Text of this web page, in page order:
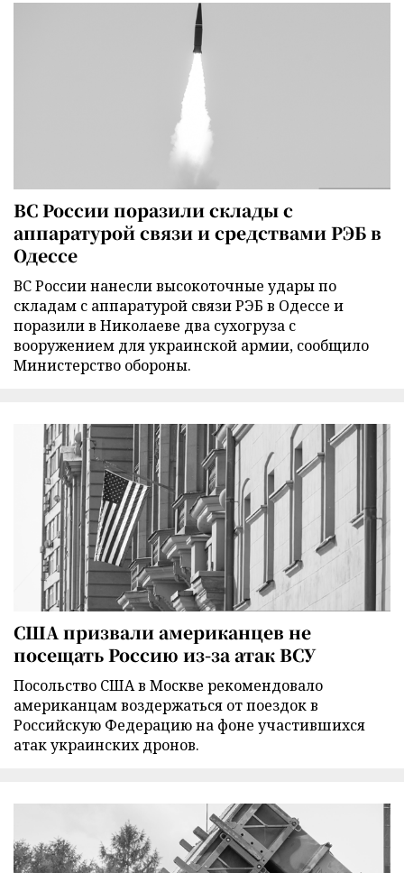
ВС России поразили склады с
аппаратурой связи и средствами РЭБ в
Одессе
ВС России нанесли высокоточные удары по
складам с аппаратурой связи РЭБ в Одессе и
поразили в Николаеве два сухогруза с
вооружением для украинской армии, сообщило
Министерство обороны.
США призвали американцев не
посещать Россию из-за атак ВСУ
Посольство США в Москве рекомендовало
американцам воздержаться от поездок в
Российскую Федерацию на фоне участившихся
атак украинских дронов.